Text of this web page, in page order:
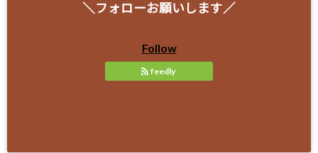
＼フォローお願いします／
Follow
feedly